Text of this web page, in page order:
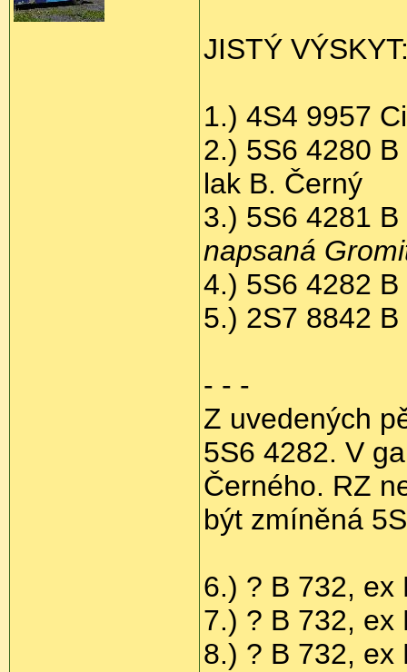
JISTÝ
1.) 4S4 9957
2.) 5S6 4280
lak B. Černý
3.) 5S6 4281
napsaná
4.) 5S6 4282
5.) 2S7 8842
- - -
Z uvedených
5S6 4282. V
Černého. RZ
být zmíněná
6.) ? B 732, ex
7.) ? B 732, ex
8.) ? B 732, ex